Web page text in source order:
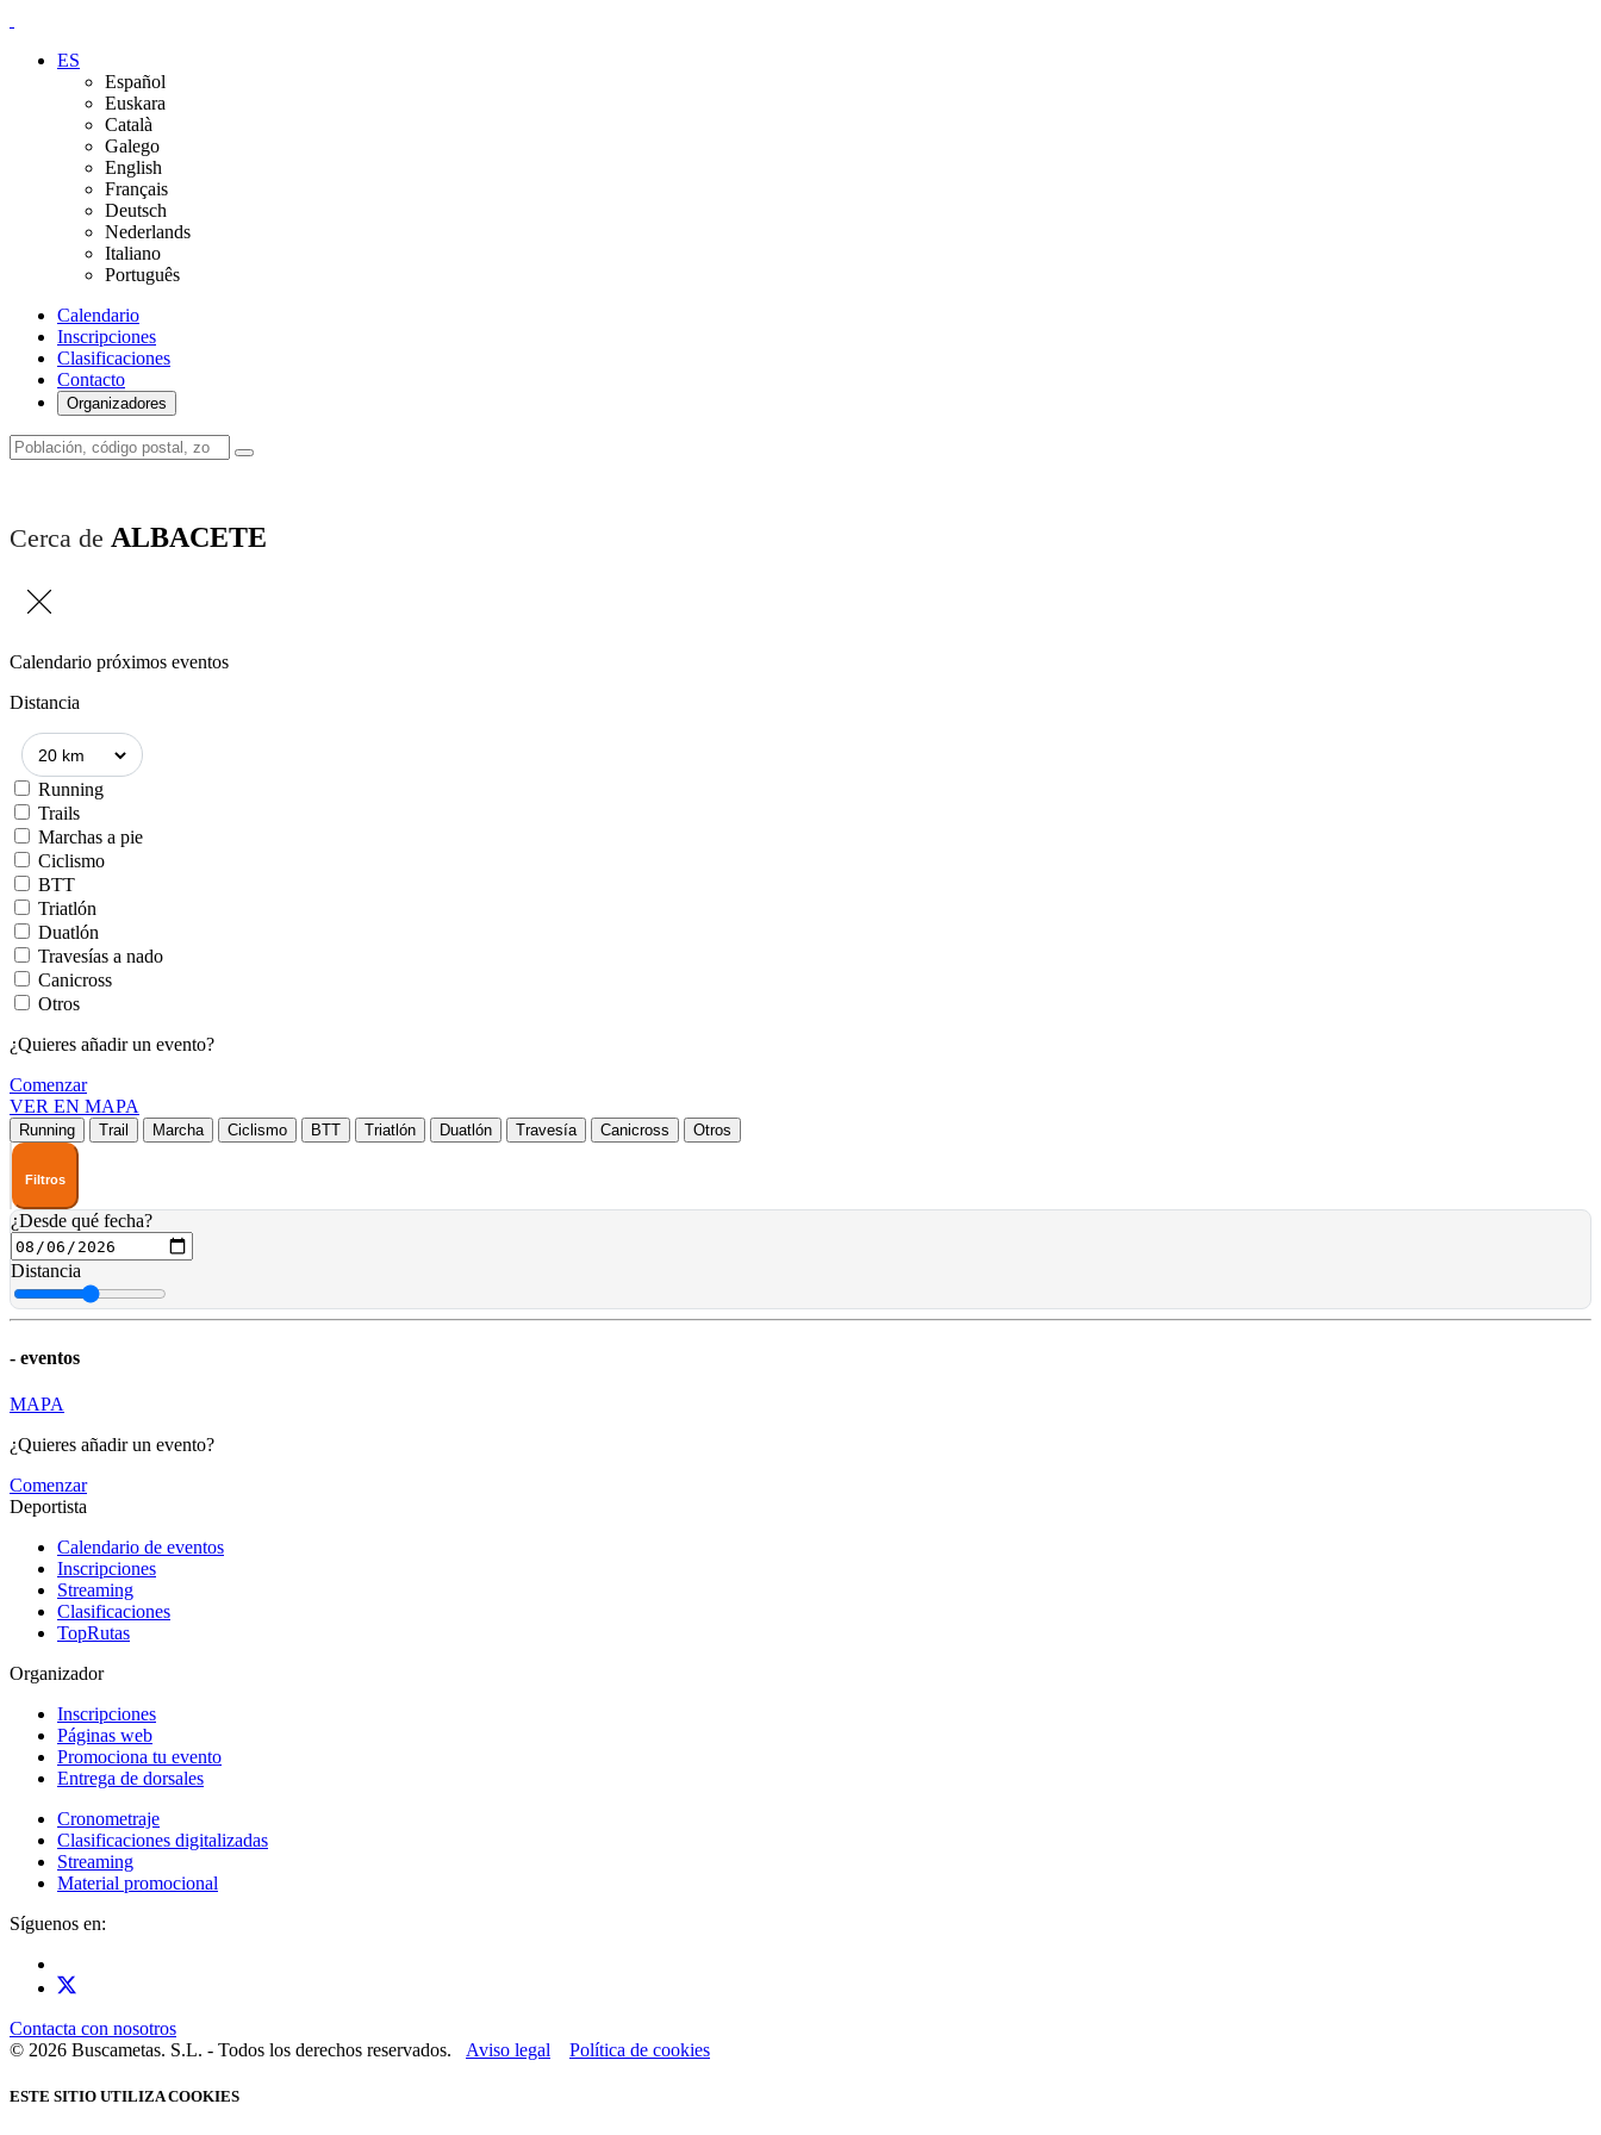
ES
Español
Euskara
Català
Galego
English
Français
Deutsch
Nederlands
Italiano
Português
Calendario
Inscripciones
Clasificaciones
Contacto
Organizadores
Cerca de ALBACETE
Calendario próximos eventos
Distancia
Running
Trails
Marchas a pie
Ciclismo
BTT
Triatlón
Duatlón
Travesías a nado
Canicross
Otros
¿Quieres añadir un evento?
Comenzar
VER EN MAPA
Running Trail Marcha Ciclismo BTT Triatlón Duatlón Travesía Canicross Otros
Filtros
¿Desde qué fecha?
Distancia
- eventos
MAPA
¿Quieres añadir un evento?
Comenzar
Deportista
Calendario de eventos
Inscripciones
Streaming
Clasificaciones
TopRutas
Organizador
Inscripciones
Páginas web
Promociona tu evento
Entrega de dorsales
Cronometraje
Clasificaciones digitalizadas
Streaming
Material promocional
Síguenos en:
Contacta con nosotros
© 2026 Buscametas. S.L. - Todos los derechos reservados. Aviso legal Política de cookies
ESTE SITIO UTILIZA COOKIES